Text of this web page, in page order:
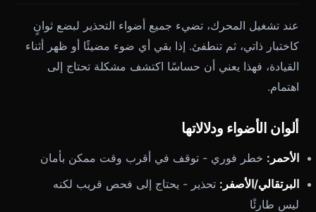
عند تشغيل المحرك، تضيء جميع أضواء التحذير لبضع ثوانٍ
كاختبار ذاتي، ثم تنطفئ. إذا بقي أي ضوء مضيئًا أو ظهر أثناء
القيادة، فهذا يعني أن حساسًا اكتشف مشكلة تحتاج إلى
اهتمام.
ألوان الأضواء ودلالاتها
الأحمر: خطر فوري - توقف في أقرب وقت ممكن بأمان
البرتقالي/الأصفر: تحذير - يحتاج إلى فحص قريب لكنه
ليس طارئًا